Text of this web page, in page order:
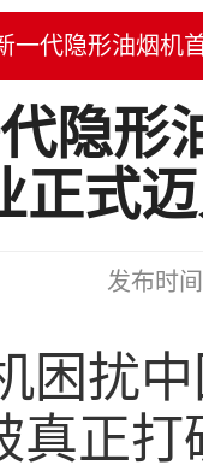
一代隐形油烟机
隐形
正式
发布时
困扰
真正